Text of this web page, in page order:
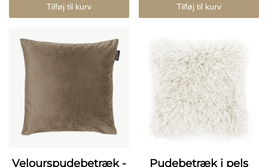
Tilføj til kurv Tilføj til kurv
Velourspudebetræk - Pudebetræk i pels